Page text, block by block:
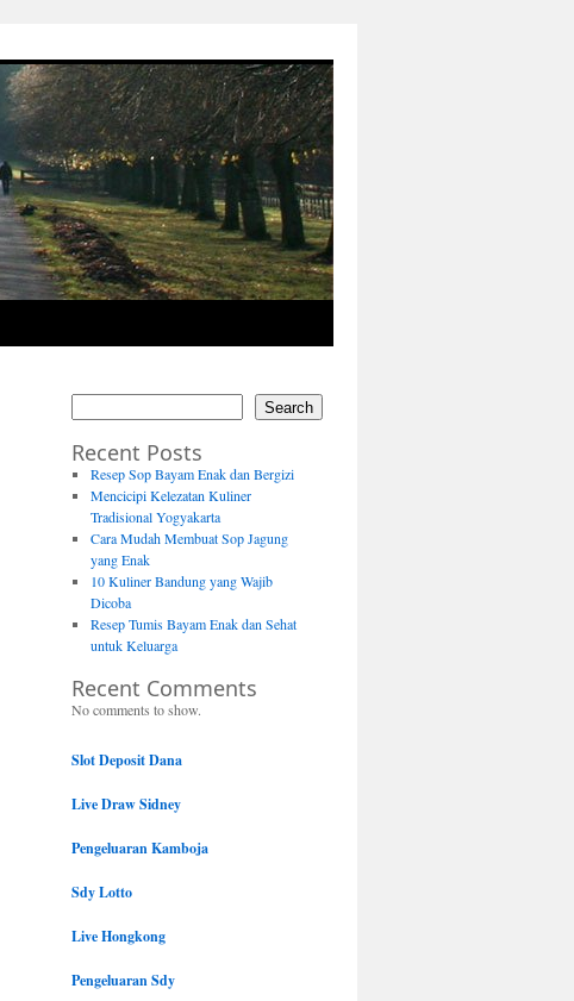
Search
Recent Posts
Resep Sop Bayam Enak dan Bergizi
Mencicipi Kelezatan Kuliner
Tradisional Yogyakarta
Cara Mudah Membuat Sop Jagung
yang Enak
10 Kuliner Bandung yang Wajib
Dicoba
Resep Tumis Bayam Enak dan Sehat
untuk Keluarga
Recent Comments
No comments to show.
Slot Deposit Dana
Live Draw Sidney
Pengeluaran Kamboja
Sdy Lotto
Live Hongkong
Pengeluaran Sdy